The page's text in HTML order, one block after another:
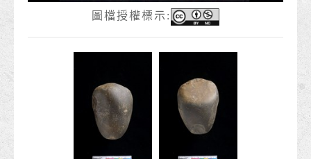
圖檔授權標示: